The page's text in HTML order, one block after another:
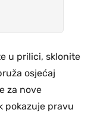
u prilici, sklonite
osjećaj
za nove
pokazuje pravu